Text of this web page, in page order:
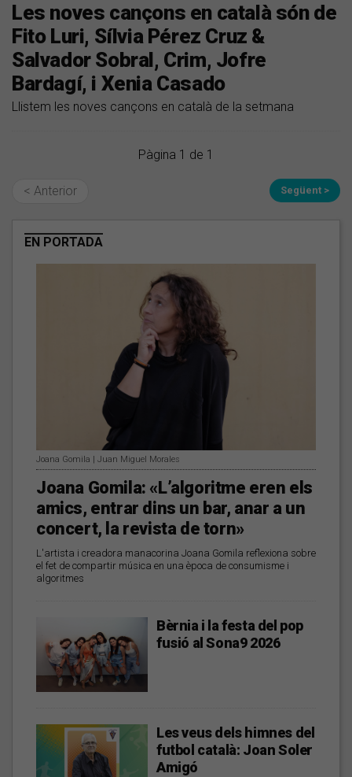
Les noves cançons en català són de
Fito Luri, Sílvia Pérez Cruz &
Salvador Sobral, Crim, Jofre
Bardagí, i Xenia Casado
Llistem les noves cançons en català de la setmana
Pàgina 1 de 1
< Anterior Següent >
EN PORTADA
Joana Gomila | Juan Miguel Morales
Joana Gomila: «L’algoritme eren els
amics, entrar dins un bar, anar a un
concert, la revista de torn»
L'artista i creadora manacorina Joana Gomila reflexiona sobre
el fet de compartir música en una època de consumisme i
algoritmes
Bèrnia i la festa del pop
fusió al Sona9 2026
Les veus dels himnes del
futbol català: Joan Soler
Amigó